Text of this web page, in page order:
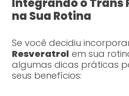
Integrando o Trans
na Sua Rotina
Se você decidiu
Resveratrol em sua
algumas dicas práticas
seus benefícios: